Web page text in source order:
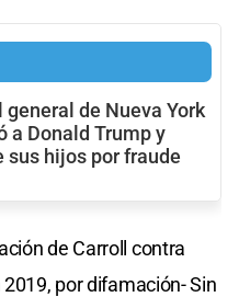
general de Nueva York
a Donald Trump y
sus hijos por fraude
de Carroll contra
por difamación- Sin